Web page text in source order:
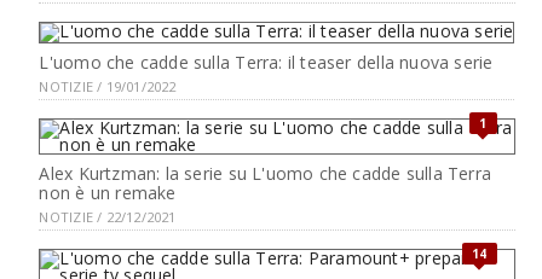
L'uomo che cadde sulla Terra: il teaser della nuova serie
NOTIZIE / 19/01/2022
1
Alex Kurtzman: la serie su L'uomo che cadde sulla Terra
non è un remake
NOTIZIE / 22/12/2021
14